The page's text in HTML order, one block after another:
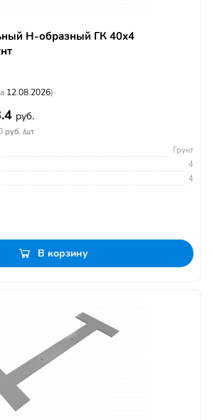
Н-образный ГК 40х4
12.08.2026)
руб.
руб. /шт
Грунт
4
4
В корзину